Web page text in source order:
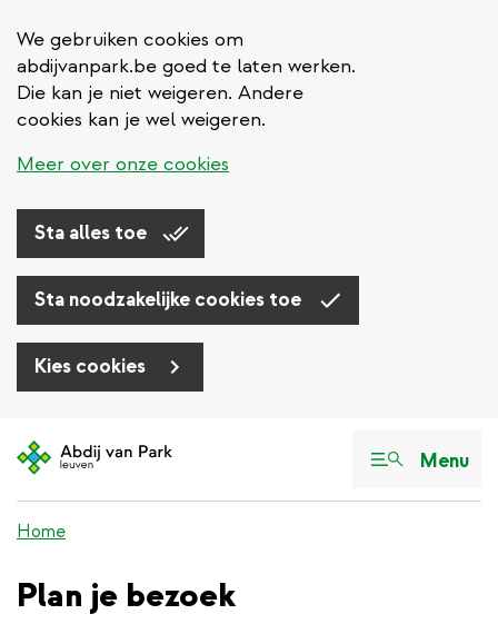
We gebruiken cookies om
abdijvanpark.be goed te laten werken.
Die kan je niet weigeren. Andere
cookies kan je wel weigeren.
Meer over onze cookies
Sta alles toe
Sta noodzakelijke cookies toe
Kies cookies
en
inhoud
Menu
Home
Plan je bezoek